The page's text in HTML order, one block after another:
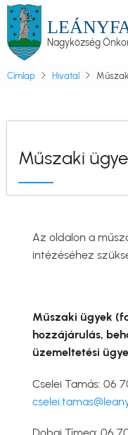
Ugrás
tartalomraNagyközség
Címlap Hivatal
Műszaki
Az oldalon a
intézéséhez
Műszaki ügyek
hozzájárulás,
üzemeltetési
Cselei Tamás: 06